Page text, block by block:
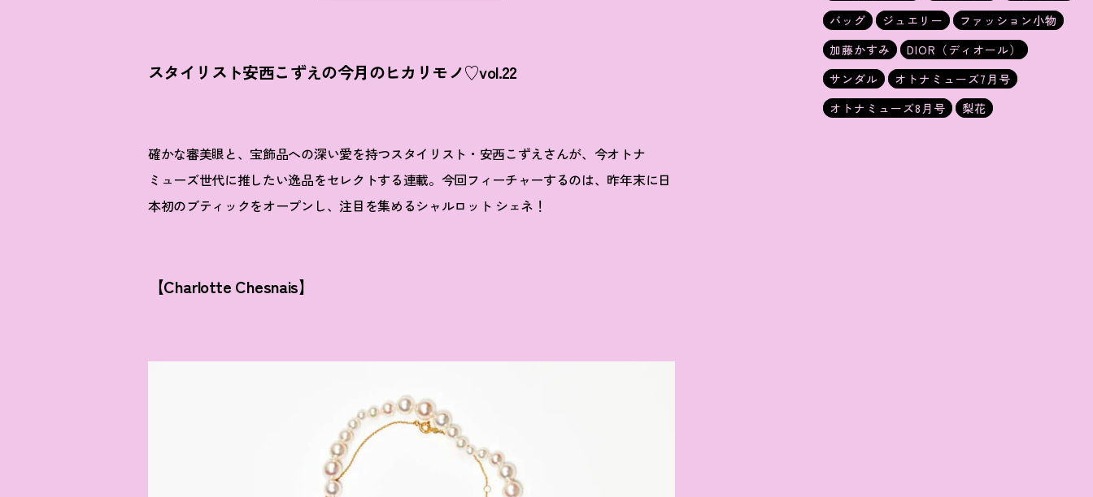
スタイリスト安西こずえの今月のヒカリモノ♡vol.22
確かな審美眼と、宝飾品への深い愛を持つスタイリスト・安西こずえさんが、今オトナ
ミューズ世代に推したい逸品をセレクトする連載。今回フィーチャーするのは、昨年末に日
本初のブティックをオープンし、注目を集めるシャルロット シェネ ！
【Charlotte Chesnais】
バッグ
ジュエリー
ファッション小物
加藤かすみ
DIOR（ディオール）
サンダル
オトナミューズ7月号
オトナミューズ8月号
梨花